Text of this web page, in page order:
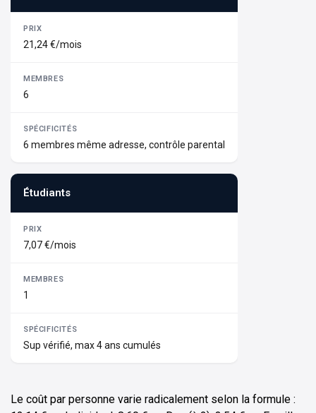
21,24 €/mois
6
6 membres même adresse, contrôle parental
Étudiants
7,07 €/mois
1
Sup vérifié, max 4 ans cumulés
Le coût par personne varie radicalement selon la formule :